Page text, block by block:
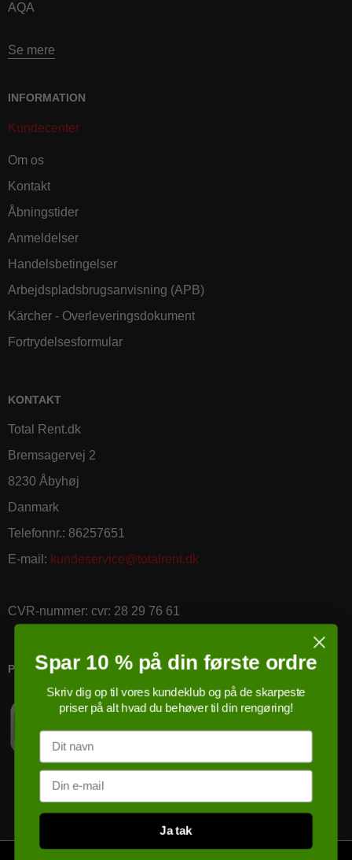
AQA
Se mere
INFORMATION
Kundecenter
Om os
Kontakt
Åbningstider
Anmeldelser
Handelsbetingelser
Arbejdspladsbrugsanvisning (APB)
Kärcher - Overleveringsdokument
Fortrydelsesformular
KONTAKT
Total Rent.dk
Bremsagervej 2
8230 Åbyhøj
Danmark
Telefonnr.: 86257651
E-mail : kundeservice@totalrent.dk
CVR-nummer: cvr: 28 29 76 61
PRICERUNNER KØBSGARANTI
Spar 10 % på din første ordre
Skriv dig op til vores kundeklub og på de skarpeste
priser på alt hvad du behøver til din rengøring!
Navn
Email
Ja tak